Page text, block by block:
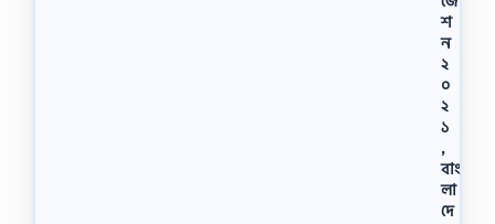
শ
ন
২
০
২
১
,
বাং
লা
দে